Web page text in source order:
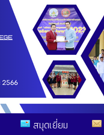
สมุดเยี่ยม